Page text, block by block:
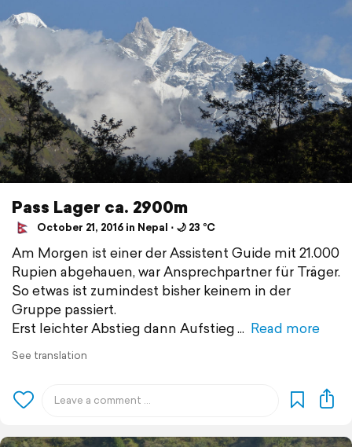
Pass Lager ca. 2900m
October 21, 2016 in Nepal ⋅ 🌙 23 °C
Am Morgen ist einer der Assistent Guide mit 21.000
Rupien abgehauen, war Ansprechpartner für Träger.
So etwas ist zumindest bisher keinem in der
Gruppe passiert.
Erst leichter Abstieg dann Aufstieg
Read more
See translation